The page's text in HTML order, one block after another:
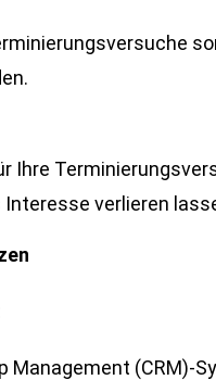
Ihre
verlieren
Management